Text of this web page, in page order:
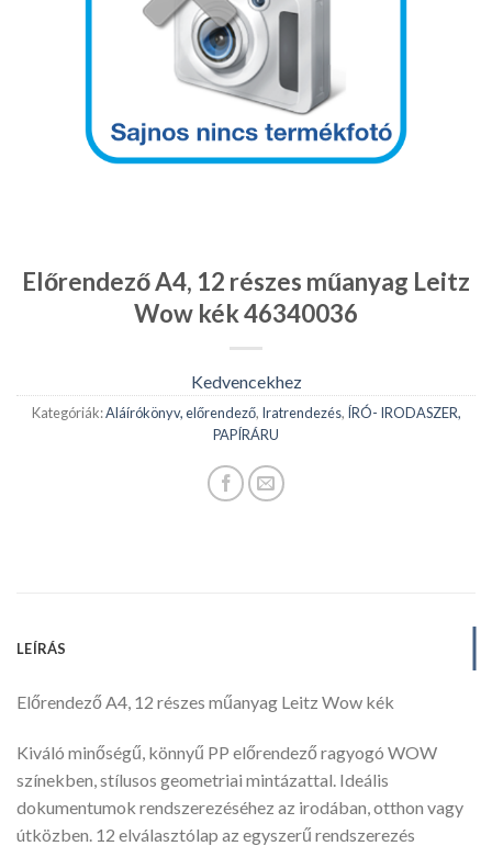
Előrendező A4, 12 részes műanyag Leitz
Wow kék 46340036
Kedvencekhez
Kategóriák:Aláírókönyv, előrendező, Iratrendezés, ÍRÓ- IRODASZER,
PAPÍRÁRU
LEÍRÁS
Előrendező A4, 12 részes műanyag Leitz Wow kék
Kiváló minőségű, könnyű PP előrendező ragyogó WOW
színekben, stílusos geometriai mintázattal. Ideális
dokumentumok rendszerezéséhez az irodában, otthon vagy
útközben. 12 elválasztólap az egyszerű rendszerezés